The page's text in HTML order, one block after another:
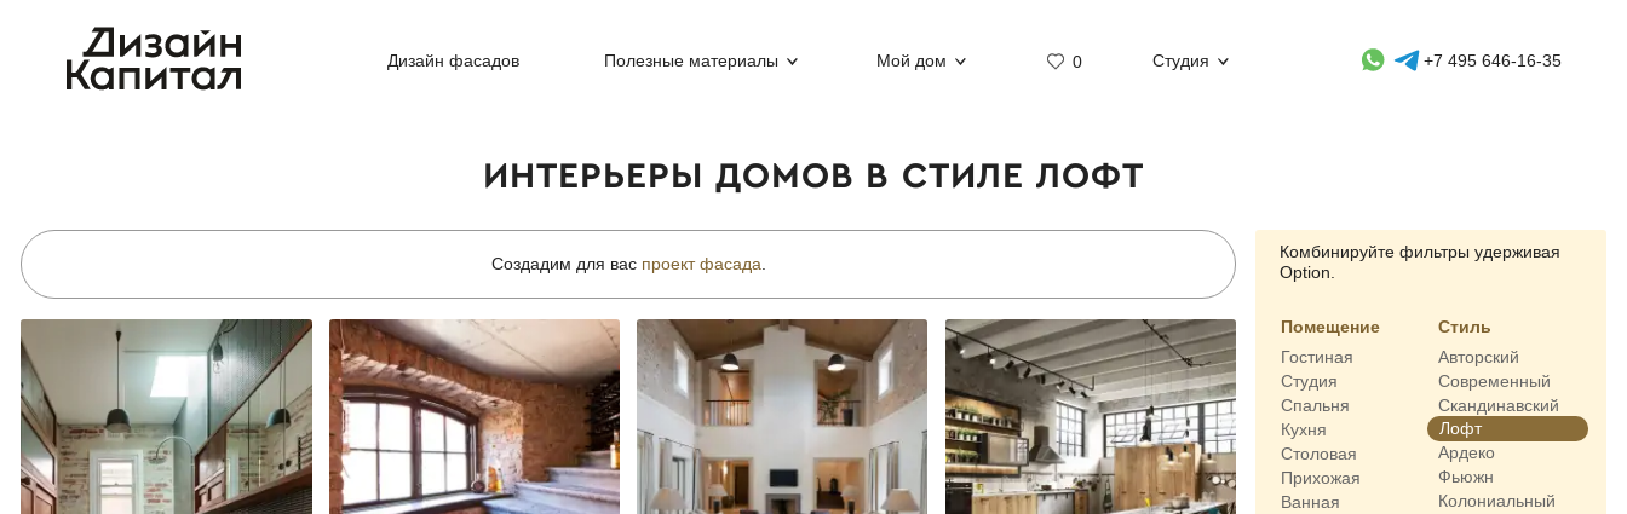
Дизайн фасадов Полезные материалы Мой дом 0 Студия Whatsapp контакт
Telegram контакт
+7 495 646-16-35
ИНТЕРЬЕРЫ ДОМОВ В СТИЛЕ ЛОФТ
Комбинируйте фильтры удерживая
Option.
Помещение
Гостиная
Студия
Спальня
Кухня
Столовая
Прихожая
Ванная
Стиль
Авторский
Современный
Скандинавский
Лофт
Ардеко
Фьюжн
Колониальный
Создадим для вас проект фасада.